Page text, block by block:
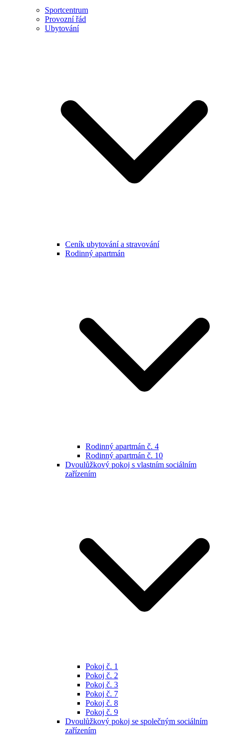
Sportcentrum
Provozní řád
Ubytování
Ceník ubytování a stravování
Rodinný apartmán
Rodinný apartmán č. 4
Rodinný apartmán č. 10
Dvoulůžkový pokoj s vlastním sociálním
zařízením
Pokoj č. 1
Pokoj č. 2
Pokoj č. 3
Pokoj č. 7
Pokoj č. 8
Pokoj č. 9
Dvoulůžkový pokoj se společným sociálním
zařízením